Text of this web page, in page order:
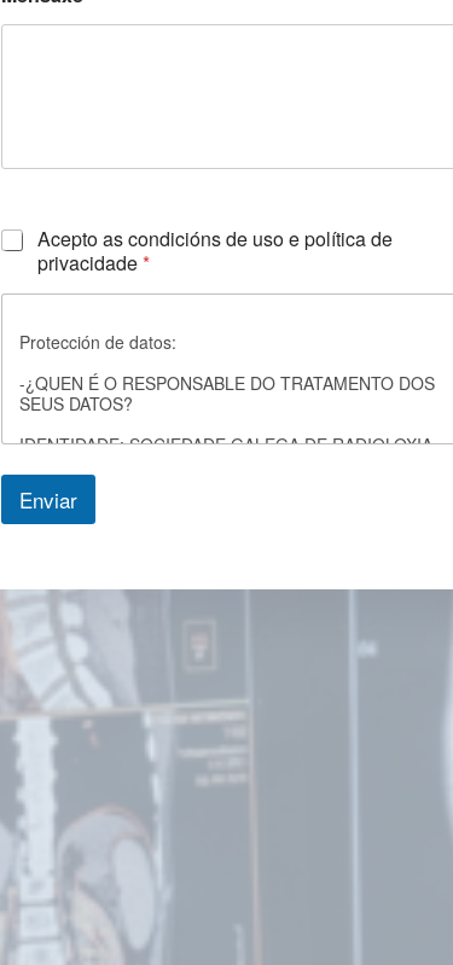
C
h
s
Acepto as condicións de uso e política de
privacidade*
Protección de datos:
-¿QUEN É O RESPONSABLE DO TRATAMENTO DOS
SEUS DATOS?
IDENTIDADE: SOCIEDADE GALEGA DE RADIOLOXIA
DIRECCIÓN POSTAL: SAN PEDRO DE MEZONZO 39,
CORREO ELECTRÓNICO: info@radioloxiagalega.es
-¿CON QUE FINALIDADE TRATAMOS OS SEUS DATOS
PERSOAIS?
Para a prestación dos servizos propios dos fins
establecidos nos Estatutos da Sociedade Galega de
Radioloxía.
-¿CAL É A LEXITIMACIÓN PARA O TRATAMENTO DOS
SEUS DATOS?
A base legal para o tratamento dos datos é a lexitimación
por consentimento do Usuario.
-¿POR CANTO TEMPO CONSERVAREMOS OS SEUS
DATOS?
Enviar